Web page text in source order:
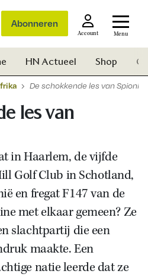
Abonneren
Account Menu
Zoek
HN Actueel Shop
De schokkende les van
les van
in Haarlem, de vijfde
Golf Club in Schotland,
en fregat F147 van de
met elkaar gemeen? Ze
slachtpartij die een
maakte. Een
natie leerde dat ze